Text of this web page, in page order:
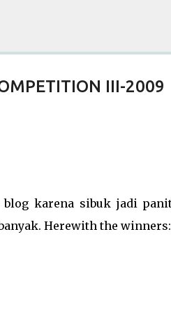
III-2009
karena sibuk jadi
Herewith the winners: